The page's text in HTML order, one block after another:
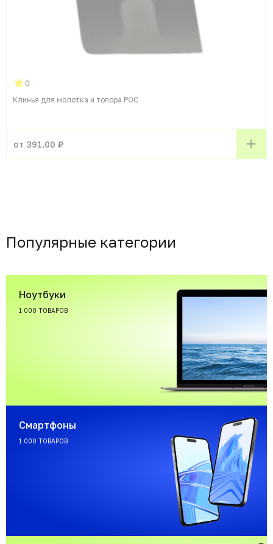
0
Клинья для молотка и топора РОС
от 391.00 ₽
Популярные категории
Ноутбуки
1 000 ТОВАРОВ
Смартфоны
1 000 ТОВАРОВ